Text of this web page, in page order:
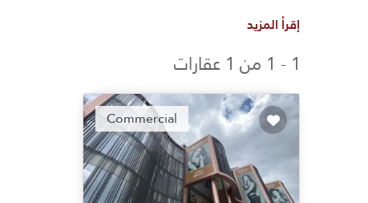
إقرأ المزيد
1 - 1 من 1 عقارات
Commercial